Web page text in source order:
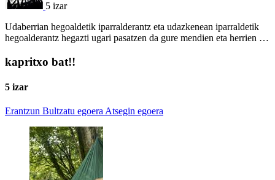
5 izar
Udaberrian hegoaldetik iparralderantz eta udazkenean iparraldetik
hegoalderantz hegazti ugari pasatzen da gure mendien eta herrien …
kapritxo bat!!
5 izar
Erantzun Bultzatu egoeraAtsegin egoera